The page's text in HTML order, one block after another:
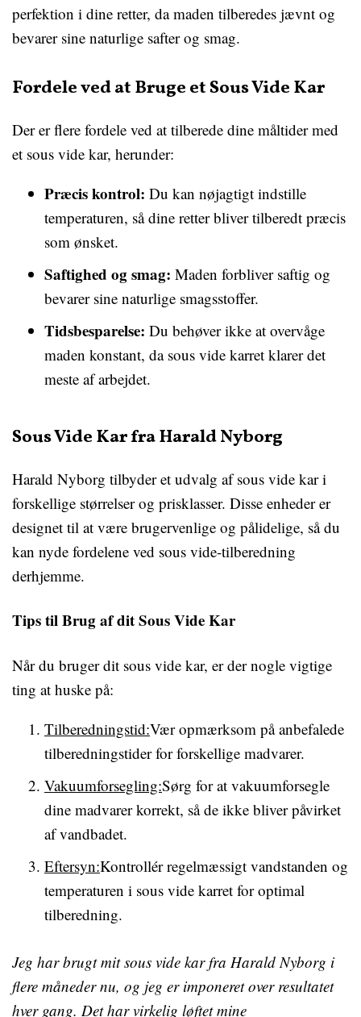
perfektion i dine retter, da maden tilberedes jævnt og
bevarer sine naturlige safter og smag.
Fordele ved at Bruge et Sous Vide Kar
Der er flere fordele ved at tilberede dine måltider med
et sous vide kar, herunder:
Præcis kontrol: Du kan nøjagtigt indstille
temperaturen, så dine retter bliver tilberedt præcis
som ønsket.
Saftighed og smag: Maden forbliver saftig og
bevarer sine naturlige smagsstoffer.
Tidsbesparelse: Du behøver ikke at overvåge
maden konstant, da sous vide karret klarer det
meste af arbejdet.
Sous Vide Kar fra Harald Nyborg
Harald Nyborg tilbyder et udvalg af sous vide kar i
forskellige størrelser og prisklasser. Disse enheder er
designet til at være brugervenlige og pålidelige, så du
kan nyde fordelene ved sous vide-tilberedning
derhjemme.
Tips til Brug af dit Sous Vide Kar
Når du bruger dit sous vide kar, er der nogle vigtige
ting at huske på:
Tilberedningstid:Vær opmærksom på anbefalede
tilberedningstider for forskellige madvarer.
Vakuumforsegling:Sørg for at vakuumforsegle
dine madvarer korrekt, så de ikke bliver påvirket
af vandbadet.
Eftersyn:Kontrollér regelmæssigt vandstanden og
temperaturen i sous vide karret for optimal
tilberedning.
Jeg har brugt mit sous vide kar fra Harald Nyborg i
flere måneder nu, og jeg er imponeret over resultatet
hver gang. Det har virkelig løftet mine